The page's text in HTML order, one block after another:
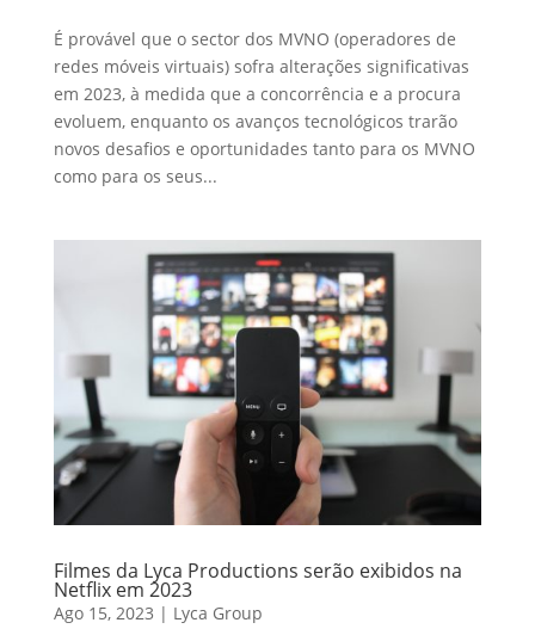
É provável que o sector dos MVNO (operadores de
redes móveis virtuais) sofra alterações significativas
em 2023, à medida que a concorrência e a procura
evoluem, enquanto os avanços tecnológicos trarão
novos desafios e oportunidades tanto para os MVNO
como para os seus...
Filmes da Lyca Productions serão exibidos na
Netflix em 2023
Ago 15, 2023 | Lyca Group